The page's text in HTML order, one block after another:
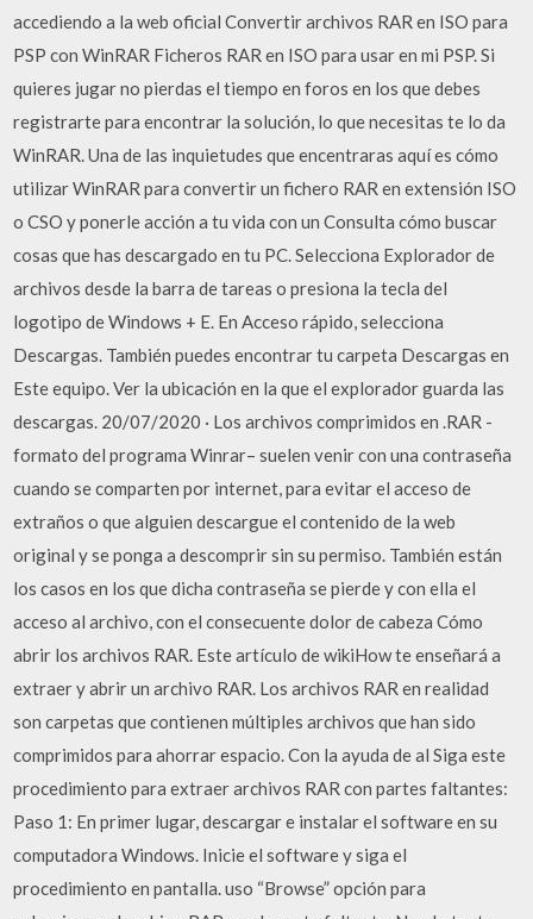
accediendo a la web oficial Convertir archivos RAR en ISO para
PSP con WinRAR Ficheros RAR en ISO para usar en mi PSP. Si
quieres jugar no pierdas el tiempo en foros en los que debes
registrarte para encontrar la solución, lo que necesitas te lo da
WinRAR. Una de las inquietudes que encentraras aquí es cómo
utilizar WinRAR para convertir un fichero RAR en extensión ISO
o CSO y ponerle acción a tu vida con un Consulta cómo buscar
cosas que has descargado en tu PC. Selecciona Explorador de
archivos desde la barra de tareas o presiona la tecla del
logotipo de Windows + E. En Acceso rápido, selecciona
Descargas. También puedes encontrar tu carpeta Descargas en
Este equipo. Ver la ubicación en la que el explorador guarda las
descargas. 20/07/2020 · Los archivos comprimidos en .RAR -
formato del programa Winrar– suelen venir con una contraseña
cuando se comparten por internet, para evitar el acceso de
extraños o que alguien descargue el contenido de la web
original y se ponga a descomprir sin su permiso. También están
los casos en los que dicha contraseña se pierde y con ella el
acceso al archivo, con el consecuente dolor de cabeza Cómo
abrir los archivos RAR. Este artículo de wikiHow te enseñará a
extraer y abrir un archivo RAR. Los archivos RAR en realidad
son carpetas que contienen múltiples archivos que han sido
comprimidos para ahorrar espacio. Con la ayuda de al Siga este
procedimiento para extraer archivos RAR con partes faltantes:
Paso 1: En primer lugar, descargar e instalar el software en su
computadora Windows. Inicie el software y siga el
procedimiento en pantalla. uso “Browse” opción para